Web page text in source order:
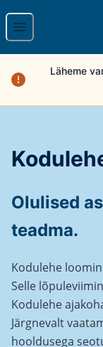
Läheme
Olulised
teadma.
Kodulehe
Selle
Kodulehe
Järgnevalt
hooldusega